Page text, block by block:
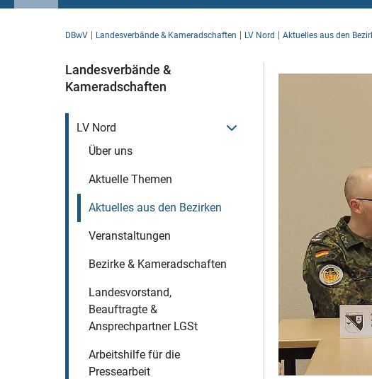
DBwV Landesverbände & Kameradschaften LV Nord Aktuelles aus den
Landesverbände &
Kameradschaften
LV Nord
Über uns
Aktuelle Themen
Aktuelles aus den Bezirken
Veranstaltungen
Bezirke & Kameradschaften
Landesvorstand,
Beauftragte &
Ansprechpartner LGSt
Arbeitshilfe für die
Pressearbeit